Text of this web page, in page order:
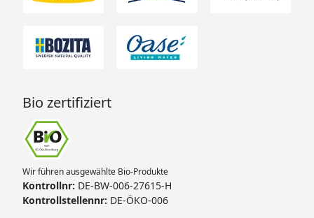
Bio zertifiziert
Wir führen ausgewählte Bio-Produkte
Kontrollnr: DE-BW-006-27615-H
Kontrollstellennr: DE-ÖKO-006